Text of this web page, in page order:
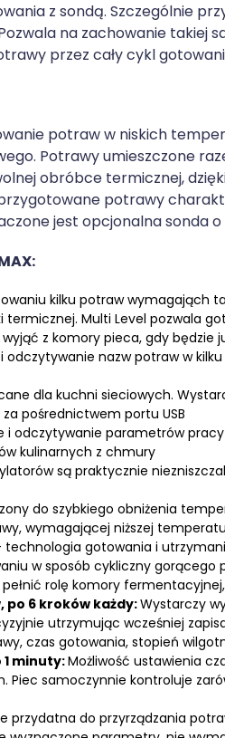
z sondą. Szczególnie
na zachowanie
przez cały cykl
potraw w niskich
Potrawy umieszczone
obróbce termicznej,
potrawy
jest opcjonalna sonda
kilku potraw wymagająch
termicznej. Multi Level pozwala
z komory pieca, gdy będzie
odczytywanie nazw potraw w
dla kuchni sieciowych.
pośrednictwem portu USB
i odczytywanie parametrów
kulinarnych z chmury
są praktycznie
do szybkiego obniżenia
wymagającej niższej
– technologia gotowania i
w sposób cykliczny gorącego
rolę komory
po 6 kroków każdy:Wystarczy
utrzymując wcześniej
czas gotowania, stopień
minuty:Możliwość ustawienia
samoczynnie kontroluje
przydatna do przyrządzania